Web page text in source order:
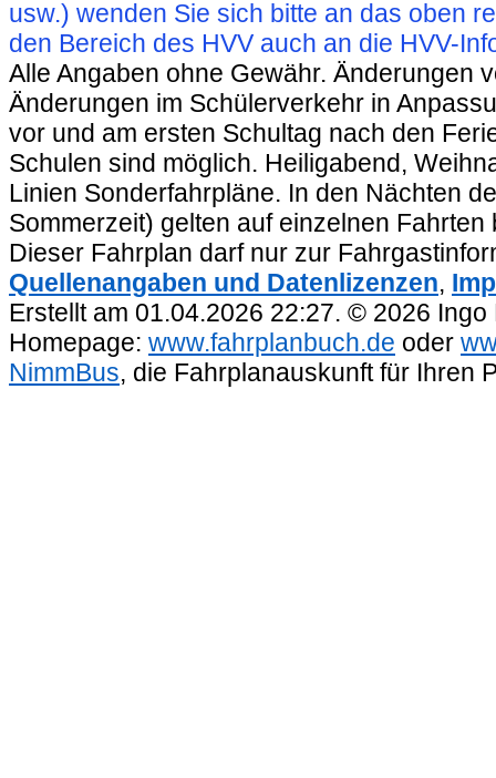
usw.) wenden Sie sich bitte an das oben
den Bereich des HVV auch an die HVV-
Alle Angaben ohne Gewähr. Änderungen
Änderungen im Schülerverkehr in
vor und am ersten Schultag nach den
Schulen sind möglich. Heiligabend,
Linien Sonderfahrpläne. In den Nächten
Sommerzeit) gelten auf einzelnen
Dieser Fahrplan darf nur zur
Quellenangaben und Datenlizenzen,
Erstellt am 01.04.2026 22:27. © 2026
Homepage: www.fahrplanbuch.de oder
NimmBus, die Fahrplanauskunft für Ihren